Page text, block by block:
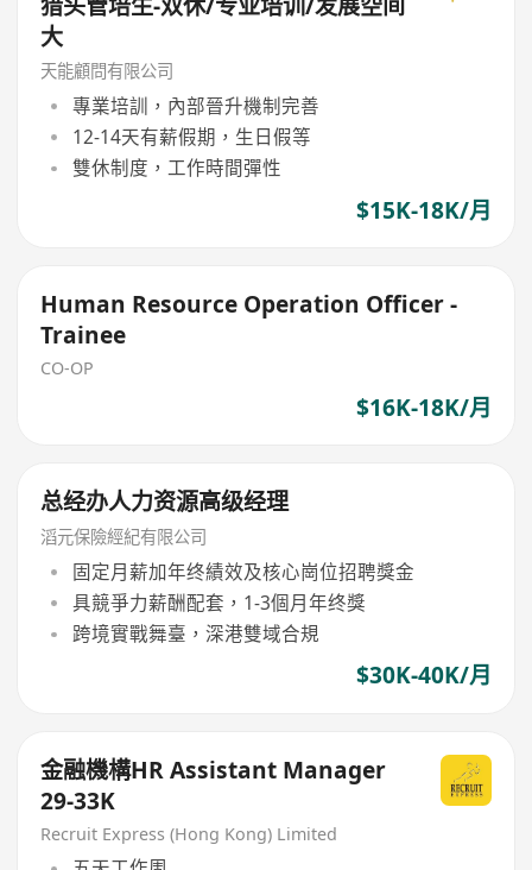
大
天能顧問有限公司
專業培訓，內部晉升機制完善
12-14天有薪假期，生日假等
雙休制度，工作時間彈性
$15K-18K/月
Human Resource Operation Officer -
Trainee
CO-OP
$16K-18K/月
总经办人力资源高级经理
滔元保險經紀有限公司
固定月薪加年终績效及核心崗位招聘獎金
具競爭力薪酬配套，1-3個月年终獎
跨境實戰舞臺，深港雙域合規
$30K-40K/月
金融機構HR Assistant Manager
29-33K
Recruit Express (Hong Kong) Limited